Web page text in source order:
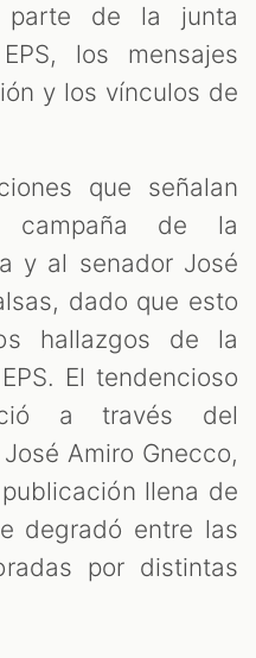
de la junta
los mensajes
y los vínculos de
que señalan
campaña de la
y al senador José
dado que esto
hallazgos de la
El tendencioso
a través del
Amiro Gnecco,
llena de
degradó entre las
por distintas